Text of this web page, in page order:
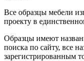
Все образцы мебели
проекту в
Образцы имеют
поиска по сайту, все
зарегистрированным